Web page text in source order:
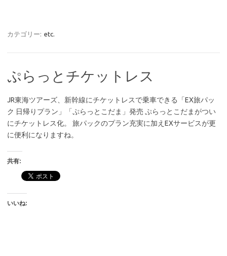
カテゴリー: etc.
ぷらっとチケットレス
JR東海ツアーズ、新幹線にチケットレスで乗車できる「EX旅パッ
ク 日帰りプラン」「ぷらっとこだま」発売 ぷらっとこだまがつい
にチケットレス化。 旅パックのプラン充実に加えEXサービスが更
に便利になりますね。
共有:
いいね: